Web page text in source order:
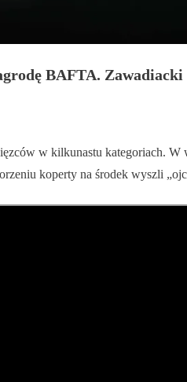
BAFTA.
w kilkunastu kategoriach.
koperty na środek wyszli